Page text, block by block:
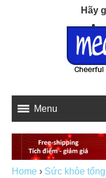
Menu
Hãy
Home › Sức khỏe